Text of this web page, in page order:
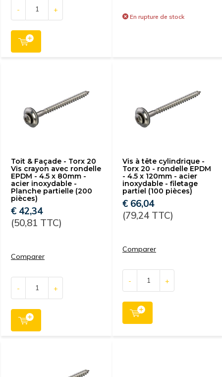
- +
En rupture de stock
Toit & Façade - Torx 20
Vis crayon avec rondelle
EPDM - 4.5 x 80mm -
acier inoxydable -
Planche partielle (200
pièces)
€ 42,34
(50,81 TTC)
Comparer
- +
Vis à tête cylindrique -
Torx 20 - rondelle EPDM
- 4.5 x 120mm - acier
inoxydable - filetage
partiel (100 pièces)
€ 66,04
(79,24 TTC)
Comparer
- +